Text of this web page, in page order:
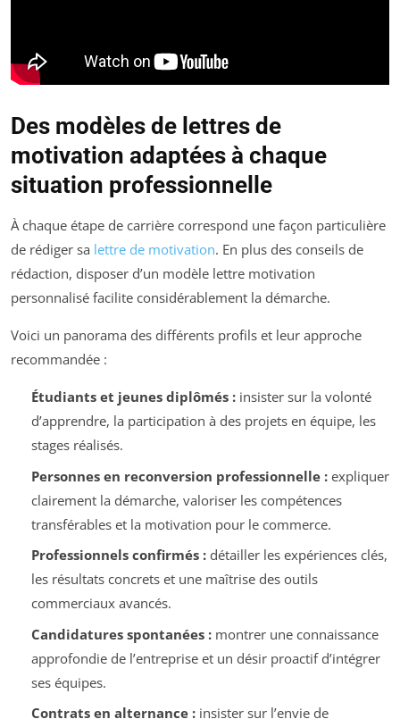
Des modèles de lettres de
motivation adaptées à chaque
situation professionnelle
À chaque étape de carrière correspond une façon particulière
de rédiger sa lettre de motivation. En plus des conseils de
rédaction, disposer d’un modèle lettre motivation
personnalisé facilite considérablement la démarche.
Voici un panorama des différents profils et leur approche
recommandée :
Étudiants et jeunes diplômés :insister sur la volonté
d’apprendre, la participation à des projets en équipe, les
stages réalisés.
Personnes en reconversion professionnelle :expliquer
clairement la démarche, valoriser les compétences
transférables et la motivation pour le commerce.
Professionnels confirmés :détailler les expériences clés,
les résultats concrets et une maîtrise des outils
commerciaux avancés.
Candidatures spontanées :montrer une connaissance
approfondie de l’entreprise et un désir proactif d’intégrer
ses équipes.
Contrats en alternance :insister sur l’envie de